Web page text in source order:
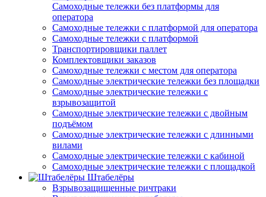
Самоходные тележки без платформы для
оператора
Самоходные тележки с платформой для оператора
Самоходные тележки с платформой
Транспортировщики паллет
Комплектовщики заказов
Самоходные тележки с местом для оператора
Самоходные электрические тележки без площадки
Самоходные электрические тележки с
взрывозащитой
Самоходные электрические тележки с двойным
подъёмом
Самоходные электрические тележки с длинными
вилами
Самоходные электрические тележки с кабиной
Самоходные электрические тележки с площадкой
Штабелёры
Взрывозащищенные ричтраки